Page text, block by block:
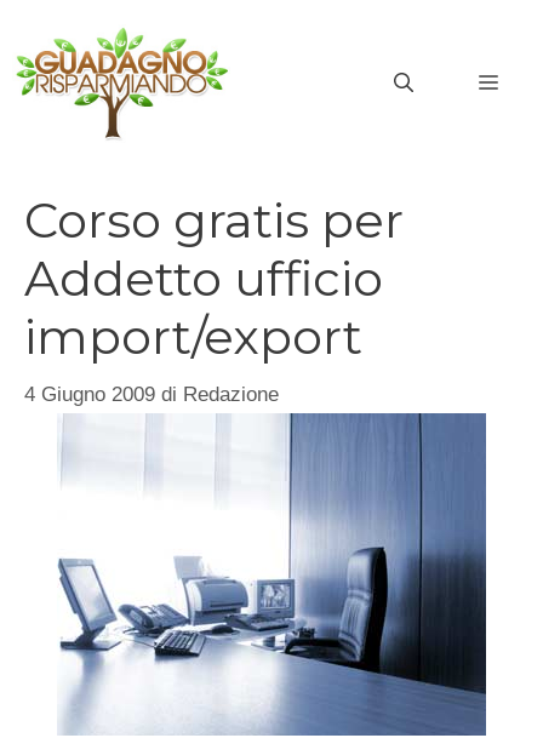
contenuto
Corso gratis per
Addetto ufficio
import/export
4 Giugno 2009 di Redazione